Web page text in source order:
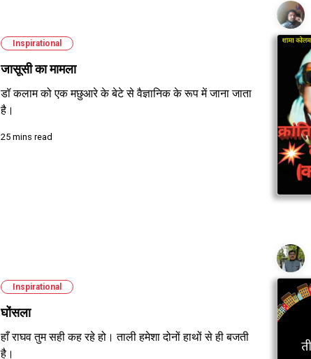
Inspirational
जासूसी का मामला
डॉ कलाम को एक मछुआरे के बेटे से वैज्ञानिक के रूप में जाना जाता
है।
25 mins read
Inspirational
घोंसला
हाँ राघव तुम सही कह रहे हो। ताली हमेशा दोनों हाथों से ही बजती
है।